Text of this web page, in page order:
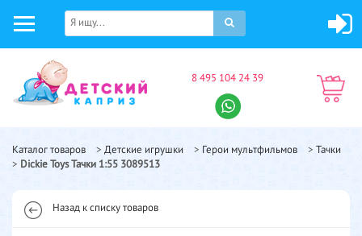
8 495 104 24 39
Каталог товаров > Детские игрушки > Герои мультфильмов > Тачки
> Dickie Toys Тачки 1:55 3089513
Назад к списку товаров